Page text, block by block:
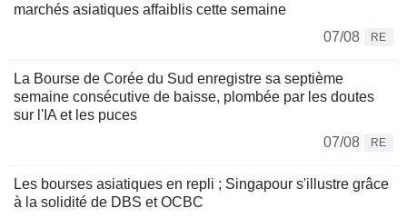
marchés asiatiques affaiblis cette semaine
07/08
RE
La Bourse de Corée du Sud enregistre sa septième
semaine consécutive de baisse, plombée par les doutes
sur l'IA et les puces
07/08
RE
Les bourses asiatiques en repli ; Singapour s'illustre grâce
à la solidité de DBS et OCBC